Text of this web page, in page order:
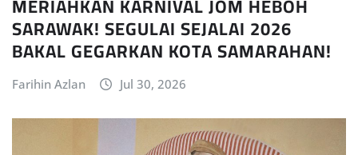
SARAWAK! SEGULAI SEJALAI 2026
BAKAL GEGARKAN KOTA SAMARAHAN!
Farihin Azlan Jul 30, 2026